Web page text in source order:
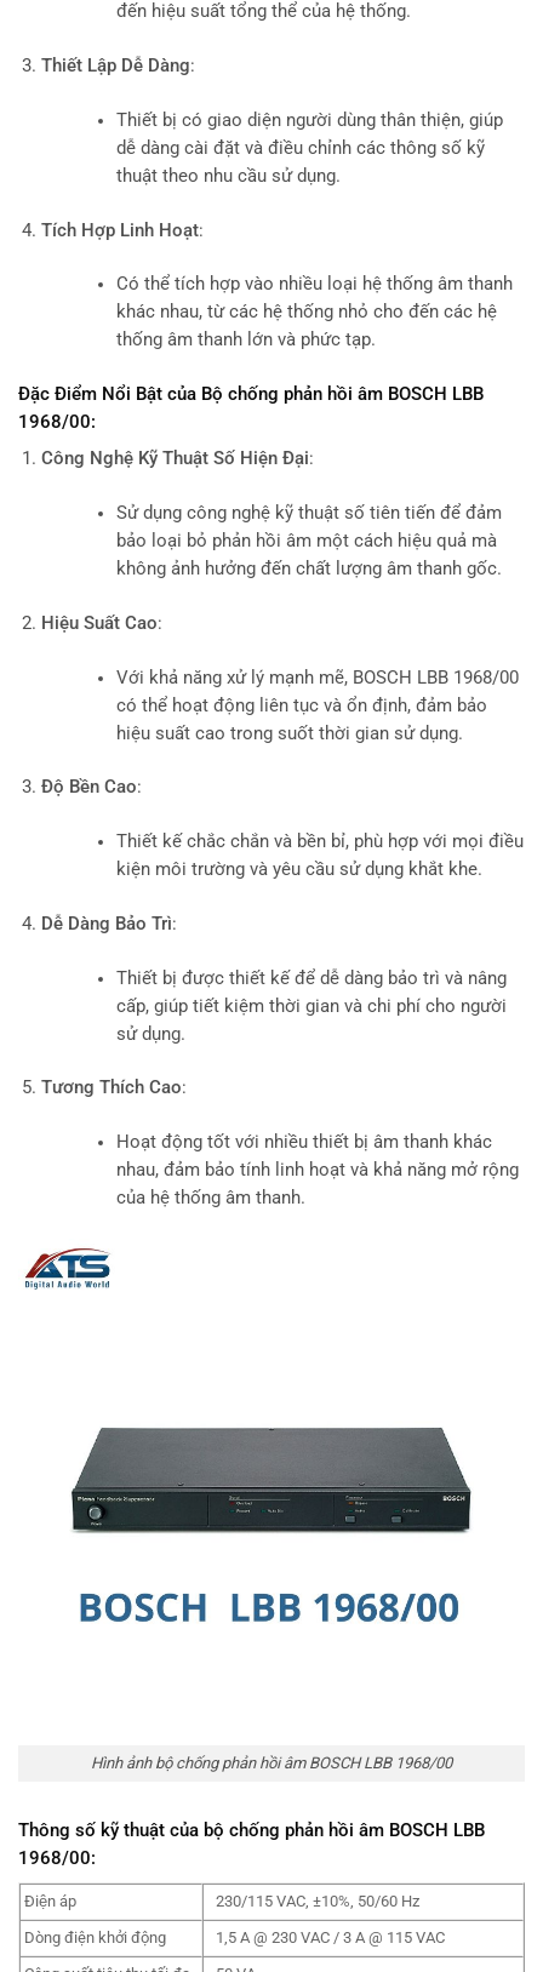
đến hiệu suất tổng thể của hệ thống.
Thiết Lập Dễ Dàng:
Thiết bị có giao diện người dùng thân thiện, giúp
dễ dàng cài đặt và điều chỉnh các thông số kỹ
thuật theo nhu cầu sử dụng.
Tích Hợp Linh Hoạt:
Có thể tích hợp vào nhiều loại hệ thống âm thanh
khác nhau, từ các hệ thống nhỏ cho đến các hệ
thống âm thanh lớn và phức tạp.
Đặc Điểm Nổi Bật của Bộ chống phản hồi âm BOSCH LBB
1968/00:
Công Nghệ Kỹ Thuật Số Hiện Đại:
Sử dụng công nghệ kỹ thuật số tiên tiến để đảm
bảo loại bỏ phản hồi âm một cách hiệu quả mà
không ảnh hưởng đến chất lượng âm thanh gốc.
Hiệu Suất Cao:
Với khả năng xử lý mạnh mẽ, BOSCH LBB 1968/00
có thể hoạt động liên tục và ổn định, đảm bảo
hiệu suất cao trong suốt thời gian sử dụng.
Độ Bền Cao:
Thiết kế chắc chắn và bền bỉ, phù hợp với mọi điều
kiện môi trường và yêu cầu sử dụng khắt khe.
Dễ Dàng Bảo Trì:
Thiết bị được thiết kế để dễ dàng bảo trì và nâng
cấp, giúp tiết kiệm thời gian và chi phí cho người
sử dụng.
Tương Thích Cao:
Hoạt động tốt với nhiều thiết bị âm thanh khác
nhau, đảm bảo tính linh hoạt và khả năng mở rộng
của hệ thống âm thanh.
Hình ảnh bộ chống phản hồi âm BOSCH LBB 1968/00
Thông số kỹ thuật của bộ chống phản hồi âm BOSCH LBB
1968/00:
Điện áp
230/115 VAC, ±10%, 50/60 Hz
Dòng điện khởi động
1,5 A @ 230 VAC / 3 A @ 115 VAC